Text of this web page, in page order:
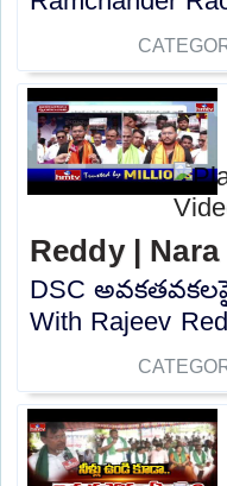
Reddy |
DSC
With Rajeev